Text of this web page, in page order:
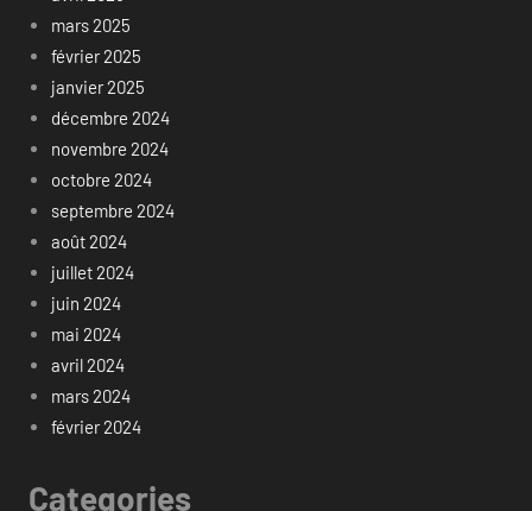
mars 2025
février 2025
janvier 2025
décembre 2024
novembre 2024
octobre 2024
septembre 2024
août 2024
juillet 2024
juin 2024
mai 2024
avril 2024
mars 2024
février 2024
Categories